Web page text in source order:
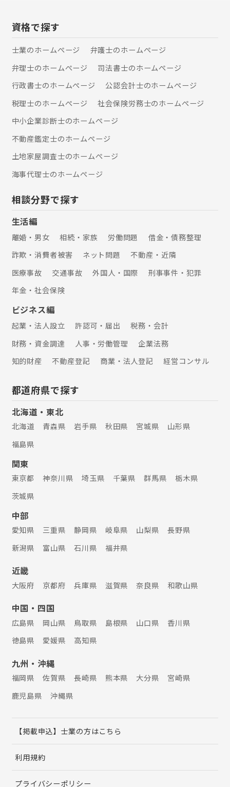
で対応しております。 土日祝は事前予
約の有る方のみ受付しております。
資格で探す
士業のホームぺージ
弁護士のホームぺージ
弁理士のホームぺージ
司法書士のホームぺージ
行政書士のホームぺージ
公認会計士のホームぺージ
税理士のホームぺージ
社会保険労務士のホームぺージ
中小企業診断士のホームぺージ
不動産鑑定士のホームぺージ
土地家屋調査士のホームぺージ
海事代理士のホームぺージ
相談分野で探す
生活編
離婚・男女 相続・家族 労働問題
借金・債務整理
詐欺・消費者被害
ネット問題
不動産・近隣
医療事故
交通事故 外国人・国際
刑事事件・犯罪
年金・社会保険
ビジネス編
起業・法人設立 許認可・届出
税務・会計
財務・資金調達
人事・労働管理
企業法務
知的財産
不動産登記 商業・法人登記 経営コンサル
都道府県で探す
北海道・東北
北海道 青森県 岩手県 秋田県 宮城県
山形県
福島県
関東
東京都 神奈川県 埼玉県 千葉県 群馬県
栃木県
茨城県
中部
愛知県 三重県 静岡県 岐阜県 山梨県
長野県
新潟県
富山県 石川県 福井県
近畿
大阪府 京都府 兵庫県 滋賀県 奈良県 和歌山県
中国・四国
広島県 岡山県 鳥取県 島根県 山口県
香川県
徳島県
愛媛県 高知県
九州・沖縄
福岡県 佐賀県 長崎県 熊本県 大分県
宮崎県
鹿児島県
沖縄県
【掲載申込】士業の方はこちら
利用規約
プライバシーポリシー